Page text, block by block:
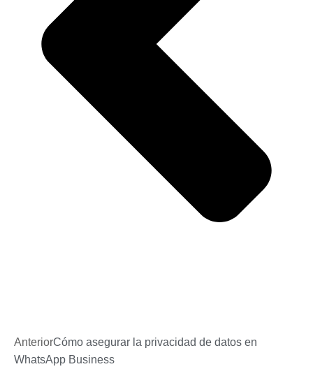
AnteriorCómo asegurar la privacidad de datos en
WhatsApp Business